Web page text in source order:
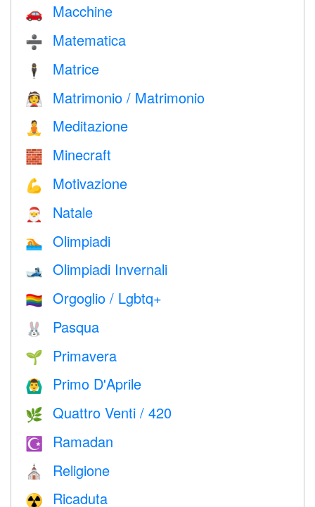
🚗 Macchine
➗ Matematica
🕴️ Matrice
👰 Matrimonio / Matrimonio
🧘 Meditazione
🧱 Minecraft
💪 Motivazione
🎅 Natale
🏊 Olimpiadi
🎿 Olimpiadi Invernali
🏳️‍🌈 Orgoglio / Lgbtq+
🐰 Pasqua
🌱 Primavera
🙆‍♂️ Primo D'Aprile
🌿 Quattro Venti / 420
☪️ Ramadan
⛪️ Religione
☢️ Ricaduta